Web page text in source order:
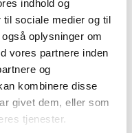
indhold og
sociale medier og til
oplysninger om
vores partnere inden
og
kombinere disse
givet dem, eller som
tjenester.
finde ud af, hvilken
Noget, der
det er et kæmpe
forberedelse til
deres barn,